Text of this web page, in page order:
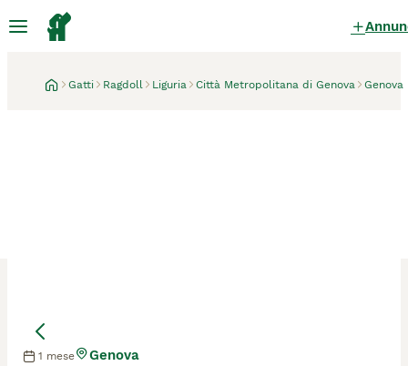
Gatti Ragdoll Liguria Città Metropolitana di Genova Genova
1 mese Genova